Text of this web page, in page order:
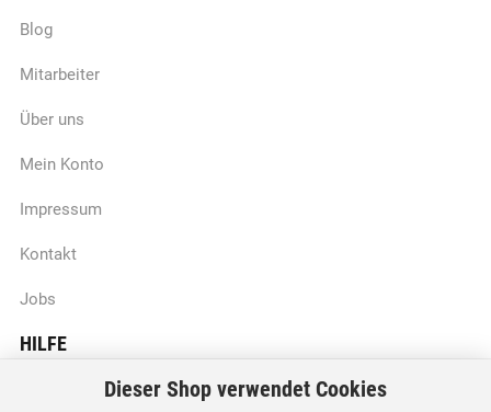
Blog
Mitarbeiter
Über uns
Mein Konto
Impressum
Kontakt
Jobs
HILFE
Batteriegesetzhinweise
Dieser Shop verwendet Cookies